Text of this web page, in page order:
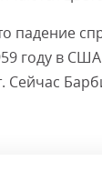
падение
году в
Сейчас